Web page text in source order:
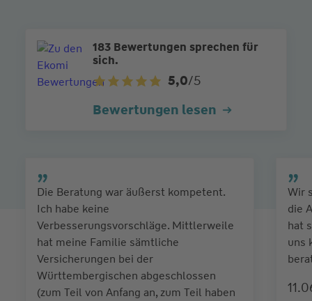
183 Bewertungen sprechen für
sich.
5,0/5
Bewertungen lesen
Die Beratung war äußerst kompetent.
Ich habe keine
Verbesserungsvorschläge. Mittlerweile
hat meine Familie sämtliche
Versicherungen bei der
Württembergischen abgeschlossen
(zum Teil von Anfang an, zum Teil haben
Wir
die
hat
uns